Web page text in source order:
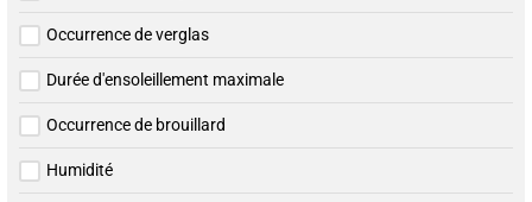
Occurrence de verglas
Durée d'ensoleillement maximale
Occurrence de brouillard
Humidité